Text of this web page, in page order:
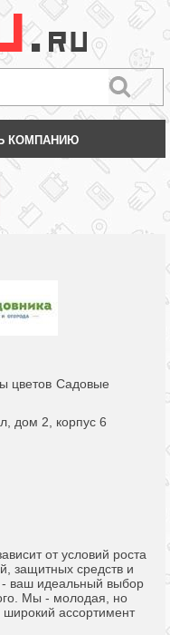
КОМПАНИЮ
цветов Садовые
дом 2, корпус 6
от условий роста
защитных средств и
- ваш идеальный выбор
Мы - молодая, но
ассортимент